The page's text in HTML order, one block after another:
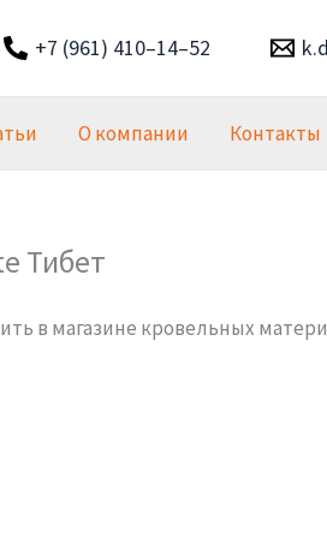
+7 (961) 410–14–52
О компании Контакты
Тибет
в магазине кровельных